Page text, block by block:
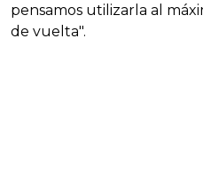
pensamos utilizarla al
de vuelta".